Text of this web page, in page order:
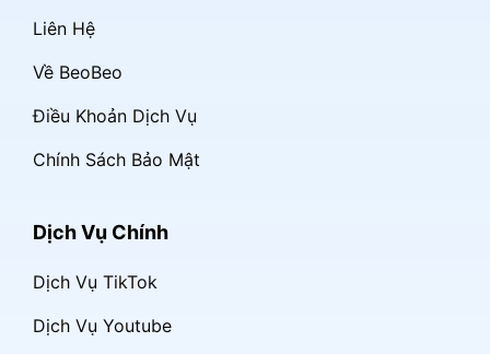
Liên Hệ
Về BeoBeo
Điều Khoản Dịch Vụ
Chính Sách Bảo Mật
Dịch Vụ Chính
Dịch Vụ TikTok
Dịch Vụ Youtube